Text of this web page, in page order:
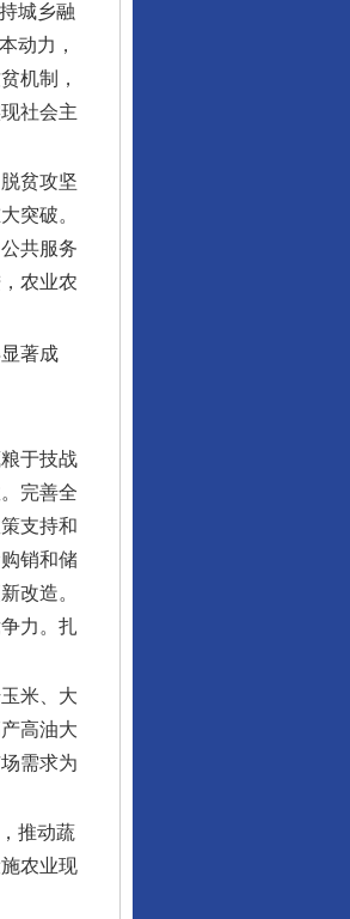
城乡融
动力，
机制，
社会主
贫攻坚
突破。
共服务
农业农
著成
于技战
完善全
支持和
销和储
改造。
力。扎
米、大
高油大
需求为
推动蔬
农业现